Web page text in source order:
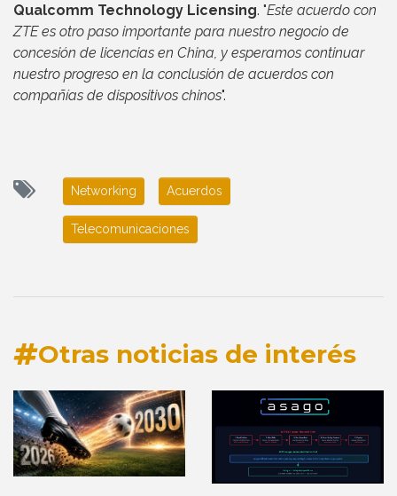
Qualcomm Technology Licensing. "Este acuerdo con
ZTE es otro paso importante para nuestro negocio de
concesión de licencias en China, y esperamos continuar
nuestro progreso en la conclusión de acuerdos con
compañías de dispositivos chinos".
Networking Acuerdos
Telecomunicaciones
Otras noticias de interés